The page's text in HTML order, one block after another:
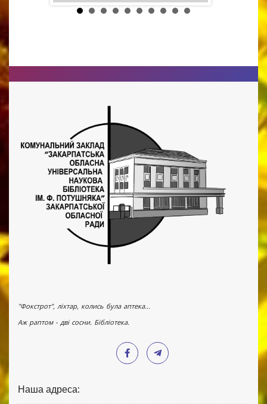
"Фокстрот", ліхтар, колись була аптека...
Аж раптом - дві сосни. Бібліотека.
Наша адреса: